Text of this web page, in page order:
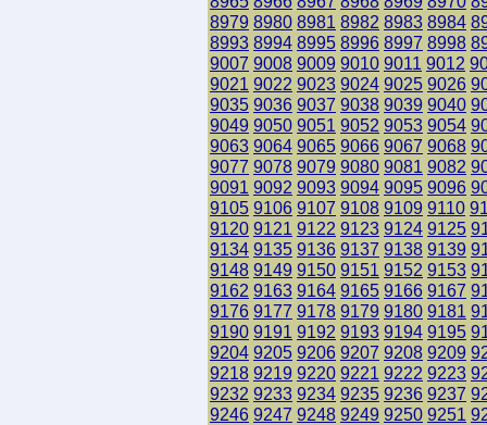
8979 8980 8981 8982 8983 8984
8993 8994 8995 8996 8997 8998
9007 9008 9009 9010 9011 9012
9021 9022 9023 9024 9025 9026
9035 9036 9037 9038 9039 9040
9049 9050 9051 9052 9053 9054
9063 9064 9065 9066 9067 9068
9077 9078 9079 9080 9081 9082
9091 9092 9093 9094 9095 9096
9105 9106 9107 9108 9109 9110
9120 9121 9122 9123 9124 9125
9134 9135 9136 9137 9138 9139
9148 9149 9150 9151 9152 9153
9162 9163 9164 9165 9166 9167
9176 9177 9178 9179 9180 9181
9190 9191 9192 9193 9194 9195
9204 9205 9206 9207 9208 9209
9218 9219 9220 9221 9222 9223
9232 9233 9234 9235 9236 9237
9246 9247 9248 9249 9250 9251